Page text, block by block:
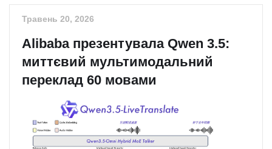
Травень 20, 2026
Alibaba презентувала Qwen 3.5:
миттєвий мультимодальний
переклад 60 мовами